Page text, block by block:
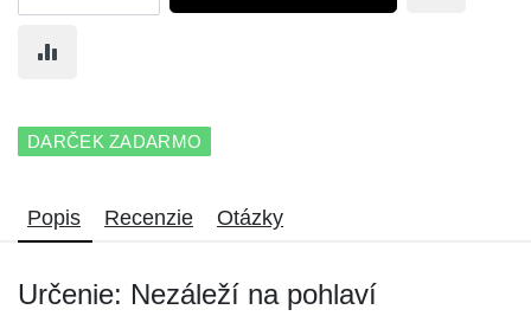
DARČEK ZADARMO
Popis Recenzie Otázky
Určenie: Nezáleží na pohlaví